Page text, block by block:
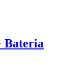
Bateria